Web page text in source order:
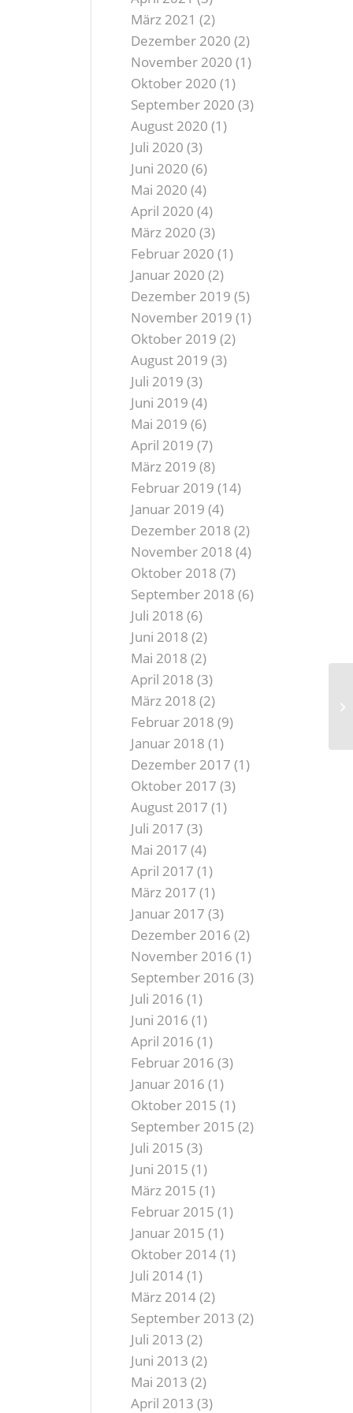
März 2021 (2)
Dezember 2020 (2)
November 2020 (1)
Oktober 2020 (1)
September 2020 (3)
August 2020 (1)
Juli 2020 (3)
Juni 2020 (6)
Mai 2020 (4)
April 2020 (4)
März 2020 (3)
Februar 2020 (1)
Januar 2020 (2)
Dezember 2019 (5)
November 2019 (1)
Oktober 2019 (2)
August 2019 (3)
Juli 2019 (3)
Juni 2019 (4)
Mai 2019 (6)
April 2019 (7)
März 2019 (8)
Februar 2019 (14)
Januar 2019 (4)
Dezember 2018 (2)
November 2018 (4)
Oktober 2018 (7)
September 2018 (6)
Juli 2018 (6)
Juni 2018 (2)
Mai 2018 (2)
April 2018 (3)
März 2018 (2)
Februar 2018 (9)
Januar 2018 (1)
Dezember 2017 (1)
Oktober 2017 (3)
August 2017 (1)
Juli 2017 (3)
Mai 2017 (4)
April 2017 (1)
März 2017 (1)
Januar 2017 (3)
Dezember 2016 (2)
November 2016 (1)
September 2016 (3)
Juli 2016 (1)
Juni 2016 (1)
April 2016 (1)
Februar 2016 (3)
Januar 2016 (1)
Oktober 2015 (1)
September 2015 (2)
Juli 2015 (3)
Juni 2015 (1)
März 2015 (1)
Februar 2015 (1)
Januar 2015 (1)
Oktober 2014(1)
Juli 2014(1)
März 2014(2)
September 2013 (2)
Juli 2013 (2)
Juni 2013 (2)
Mai 2013 (2)
April 2013 (3)